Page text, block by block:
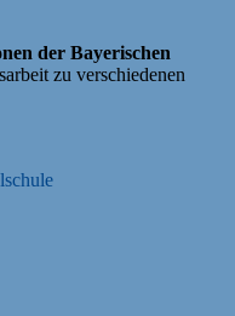
der Bayerischen
zu verschiedenen